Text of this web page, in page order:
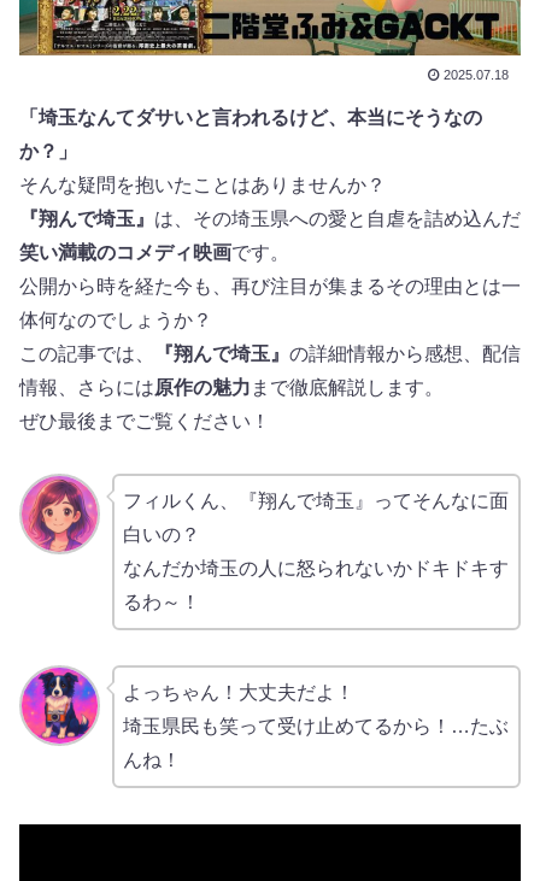
2025.07.18
「埼玉なんてダサいと言われるけど、本当にそうなの
か？」
そんな疑問を抱いたことはありませんか？
『翔んで埼玉』 は、その埼玉県への愛と自虐を詰め込んだ
笑い満載のコメディ映画です。
公開から時を経た今も、再び注目が集まるその理由とは一
体何なのでしょうか？
この記事では、
『翔んで埼玉』 の詳細情報から感想、配信
情報、さらには原作の魅力 まで徹底解説します。
ぜひ最後までご覧ください！
フィルくん、『翔んで埼玉』ってそんなに面
白いの？
なんだか埼玉の人に怒られないかドキドキす
るわ～！
よっちゃん！大丈夫だよ！
埼玉県民も笑って受け止めてるから！…たぶ
んね！